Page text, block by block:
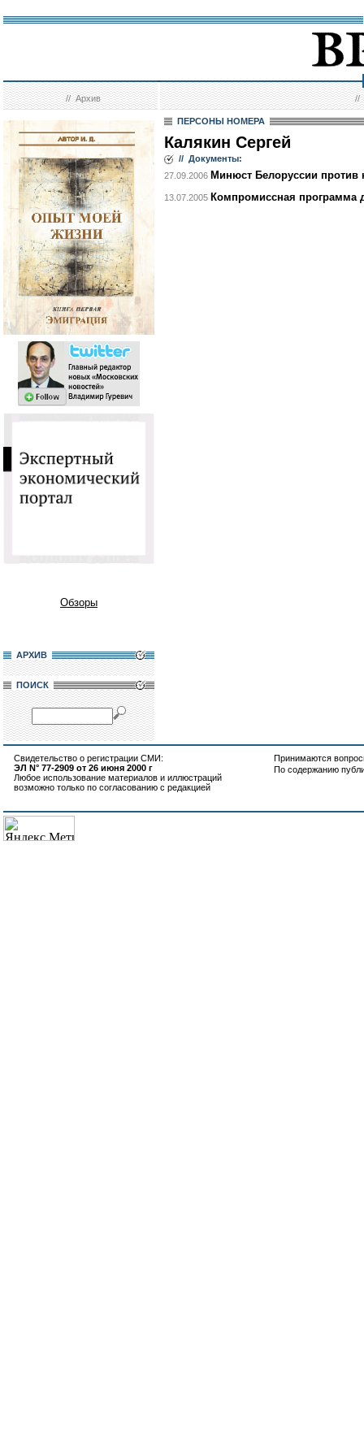
//Архив //
Обзоры
АРХИВ
ПОИСК
ПЕРСОНЫ НОМЕРА
Калякин Сергей
// Документы:
27.09.2006 Минюст Белоруссии против
13.07.2005 Компромиссная программа
Свидетельство о регистрации СМИ:
ЭЛ N° 77-2909 от 26 июня 2000 г
Любое использование материалов и иллюстраций
возможно только по согласованию с редакцией
Принимаются
По содержанию